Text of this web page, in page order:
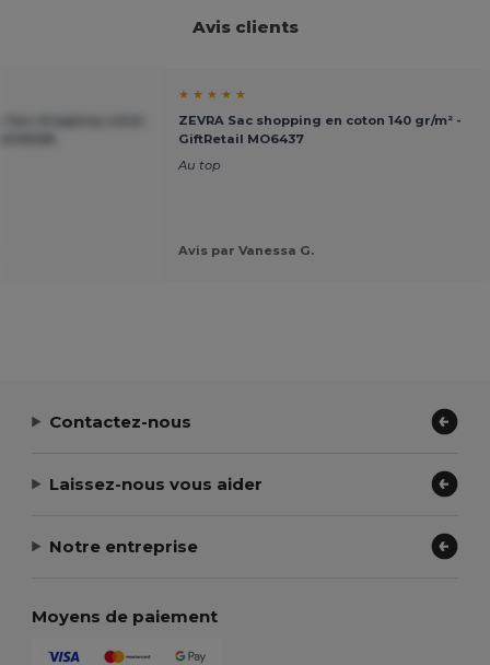
Avis clients
★ ★ ★ ★ ★
ZEVRA Sac shopping en coton 140 gr/m² -
GiftRetail MO6437
Au top
Avis par Vanessa G.
Contactez-nous
Laissez-nous vous aider
Notre entreprise
Moyens de paiement